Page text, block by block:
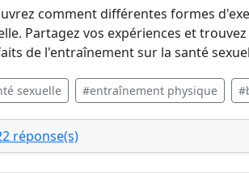
comment différentes formes
Partagez vos expériences et
de l'entraînement sur la santé
sexuelle #entraînement physique
réponse(s)